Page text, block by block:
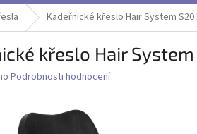
Kadeřnické křeslo Hair System S20
křeslo Hair
Podrobnosti hodnocení